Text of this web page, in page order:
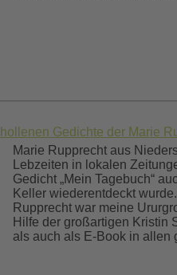
Gedichte der Marie
Marie Rupprecht aus
Lebzeiten in lokalen
Gedicht „Mein Tagebuch“
Keller wiederentdeckt
Rupprecht war meine
Hilfe der großartigen Kristin
als auch als E-Book in allen